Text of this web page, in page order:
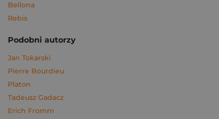
Bellona
Rebis
Podobni autorzy
Jan Tokarski
Pierre Bourdieu
Platon
Tadeusz Gadacz
Erich Fromm